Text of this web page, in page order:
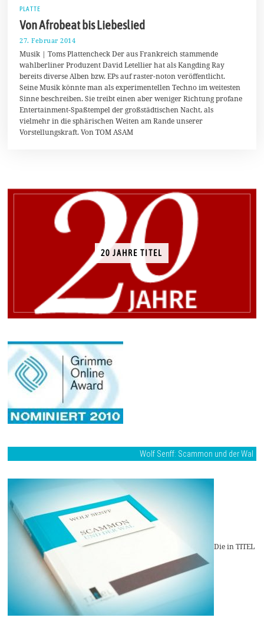
PLATTE
Von Afrobeat bis Liebeslied
27. Februar 2014
.
F
e
b
u
a
r
2
0
Musik | Toms Plattencheck Der aus Frankreich stammende
wahlberliner Produzent David Letellier hat als Kangding Ray
bereits diverse Alben bzw. EPs auf raster-noton veröffentlicht.
Seine Musik könnte man als experimentellen Techno im weitesten
Sinne beschreiben. Sie treibt einen aber weniger Richtung profane
Entertainment-Spaßtempel der großstädtischen Nacht, als
vielmehr in die sphärischen Weiten am Rande unserer
Vorstellungskraft. Von TOM ASAM
20 JAHRE TITEL
Wolf Senff: Scammon und der Wal
Die in TITEL